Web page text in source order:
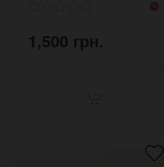
1,500 грн.